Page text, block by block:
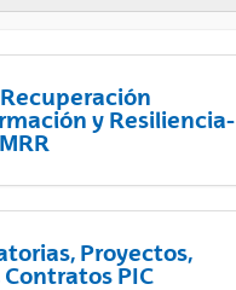
y Resiliencia-
Proyectos,
Contratos PIC